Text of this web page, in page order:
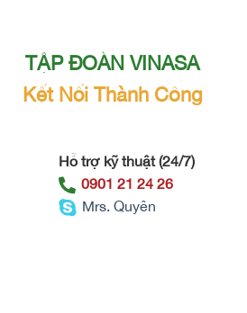
TẬP ĐOÀN VINASA
Kết Nối Thành Công
Hỗ trợ kỹ thuật (24/7)
0901 21 24 26
Mrs. Quyên